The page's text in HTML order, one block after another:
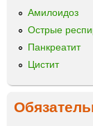
Амилоидоз
Острые
Панкреатит
Цистит